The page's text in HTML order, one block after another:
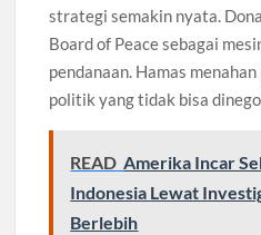
strategi semakin nyata.
Board of Peace sebagai
pendanaan. Hamas
politik yang tidak bisa
READ Amerika Incar
Indonesia Lewat
Berlebih